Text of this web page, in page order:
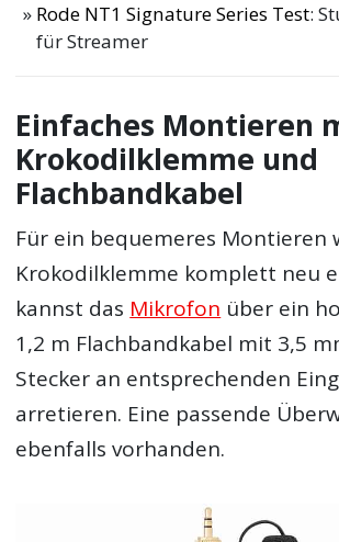
Rode NT1 Signature Series Test:
für Streamer
Einfaches Montieren
Krokodilklemme und
Flachbandkabel
Für ein bequemeres Montieren
Krokodilklemme komplett neu
kannst das Mikrofon über ein
1,2 m Flachbandkabel mit 3,5
Stecker an entsprechenden
arretieren. Eine passende
ebenfalls vorhanden.